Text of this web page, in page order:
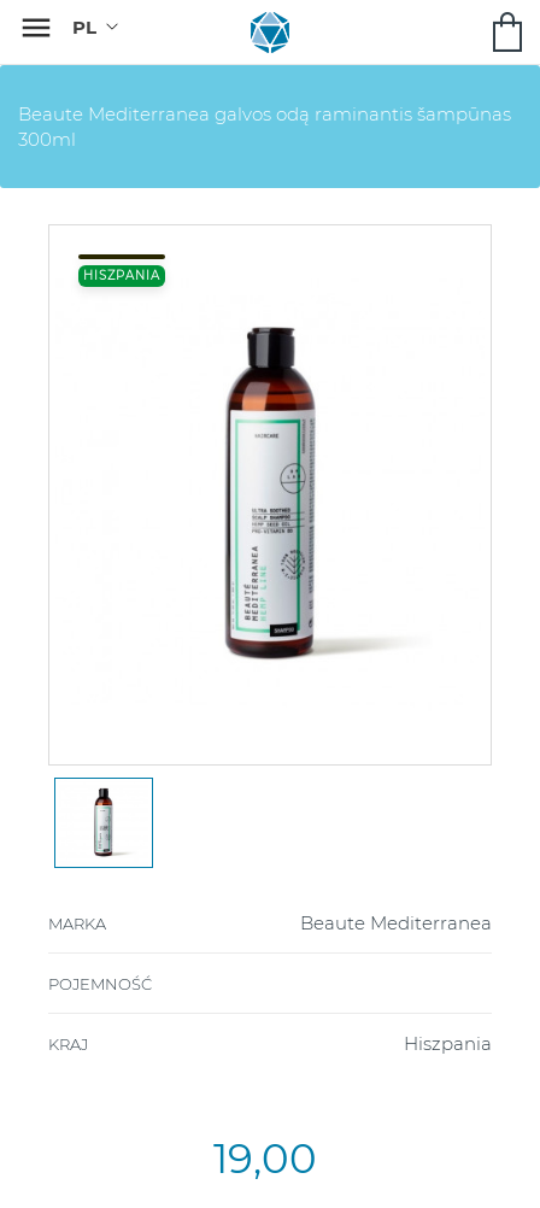

Beaute Mediterranea galvos odą raminantis šampūnas
300ml
HISZPANIA
MARKA Beaute Mediterranea
POJEMNOŚĆ
KRAJ Hiszpania
19,00